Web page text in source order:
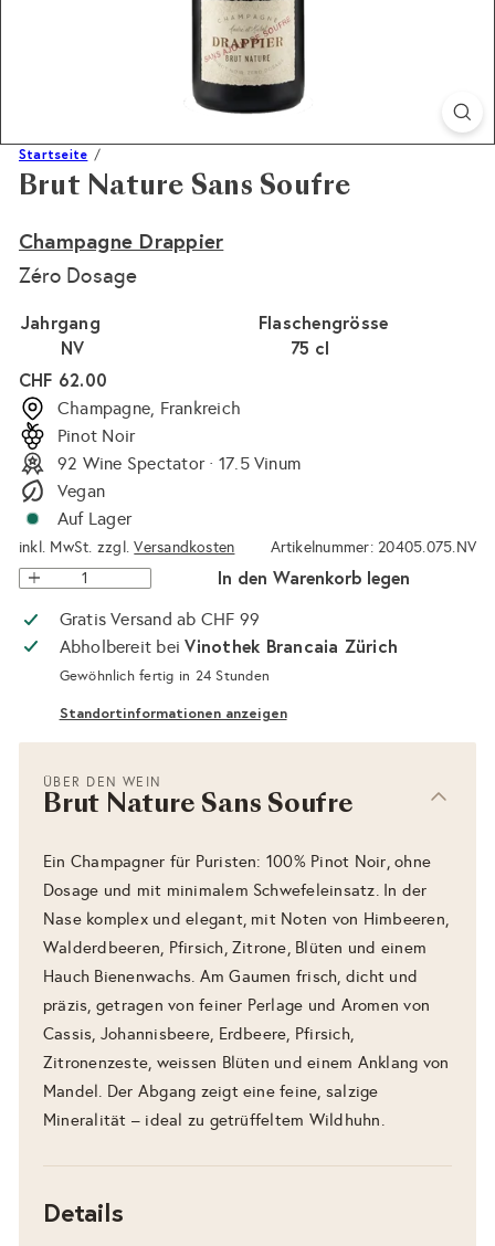
Startseite
Brut Nature Sans Soufre
Champagne Drappier
Zéro Dosage
Flaschengrösse
75 cl
Jahrgang
NV
Normaler
Preis
CHF 62.00
Champagne, Frankreich
Pinot Noir
92 Wine Spectator · 17.5 Vinum
Vegan
Auf Lager
inkl. MwSt. zzgl.Versandkosten Artikelnummer: 20405.075.NV
In den Warenkorb legen
Gratis Versand ab CHF 99
Abholbereit beiVinothek Brancaia Zürich
Gewöhnlich fertig in 24 Stunden
Standortinformationen anzeigen
ÜBER DEN WEIN
Brut Nature Sans Soufre
Ein Champagner für Puristen: 100% Pinot Noir, ohne
Dosage und mit minimalem Schwefeleinsatz. In der
Nase komplex und elegant, mit Noten von Himbeeren,
Walderdbeeren, Pfirsich, Zitrone, Blüten und einem
Hauch Bienenwachs. Am Gaumen frisch, dicht und
präzis, getragen von feiner Perlage und Aromen von
Cassis, Johannisbeere, Erdbeere, Pfirsich,
Zitronenzeste, weissen Blüten und einem Anklang von
Mandel. Der Abgang zeigt eine feine, salzige
Mineralität – ideal zu getrüffeltem Wildhuhn.
Details